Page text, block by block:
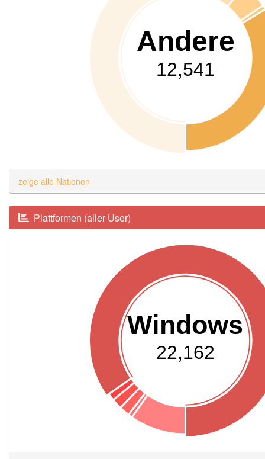
Andere
12,541
zeige alle Nationen
Plattformen (aller User)
Windows
22,162